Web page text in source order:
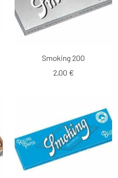
Smoking 200
2,00 €